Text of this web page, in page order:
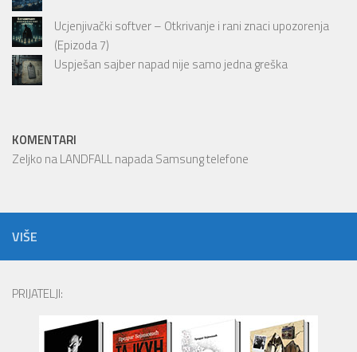
Ucjenjivački softver – Otkrivanje i rani znaci upozorenja
(Epizoda 7)
Uspješan sajber napad nije samo jedna greška
KOMENTARI
Zeljko naLANDFALL napada Samsung telefone
VIŠE
PRIJATELJI: